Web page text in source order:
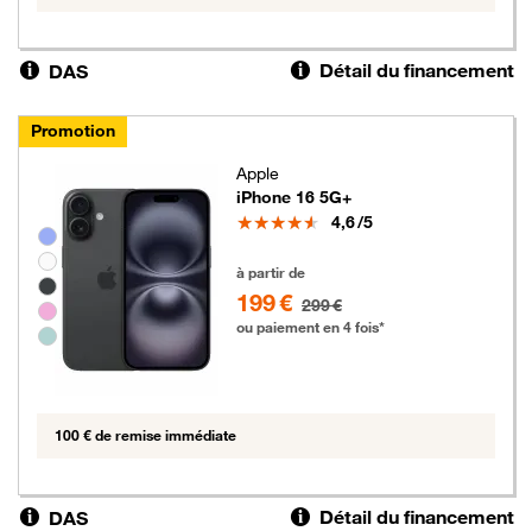
DAS Détail du financement
Promotion
Groupe de couleurs disponibles non sélectionnables
Apple
iPhone 16 5G+
Note
4,6/5
à partir de
199 € 299 €
ou paiement en 4 fois*
100 € de remise immédiate
DAS Détail du financement